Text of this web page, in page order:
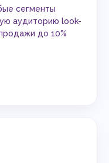
сегменты
аудиторию look-
до 10%